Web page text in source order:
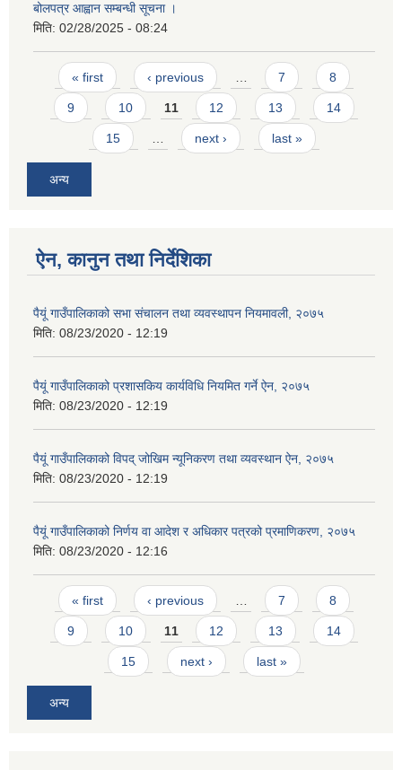
बोलपत्र आह्वान सम्बन्धी सूचना ।
मिति: 02/28/2025 - 08:24
Pages
« first ‹ previous 7 8
9 10 11 12 13 14
15 next › last »
अन्य
ऐन, कानुन तथा निर्देशिका
पैयूं गाउँपालिकाको सभा संचालन तथा व्यवस्थापन नियमावली, २०७५
मिति: 08/23/2020 - 12:19
पैयूं गाउँपालिकाको प्रशासकिय कार्यविधि नियमित गर्ने ऐन, २०७५
मिति: 08/23/2020 - 12:19
पैयूं गाउँपालिकाको विपद् जोखिम न्यूनिकरण तथा व्यवस्थान ऐन, २०७५
मिति: 08/23/2020 - 12:19
पैयूं गाउँपालिकाको निर्णय वा आदेश र अधिकार पत्रको प्रमाणिकरण, २०७५
मिति: 08/23/2020 - 12:16
Pages
« first ‹ previous 7 8
9 10 11 12 13 14
15 next › last »
अन्य